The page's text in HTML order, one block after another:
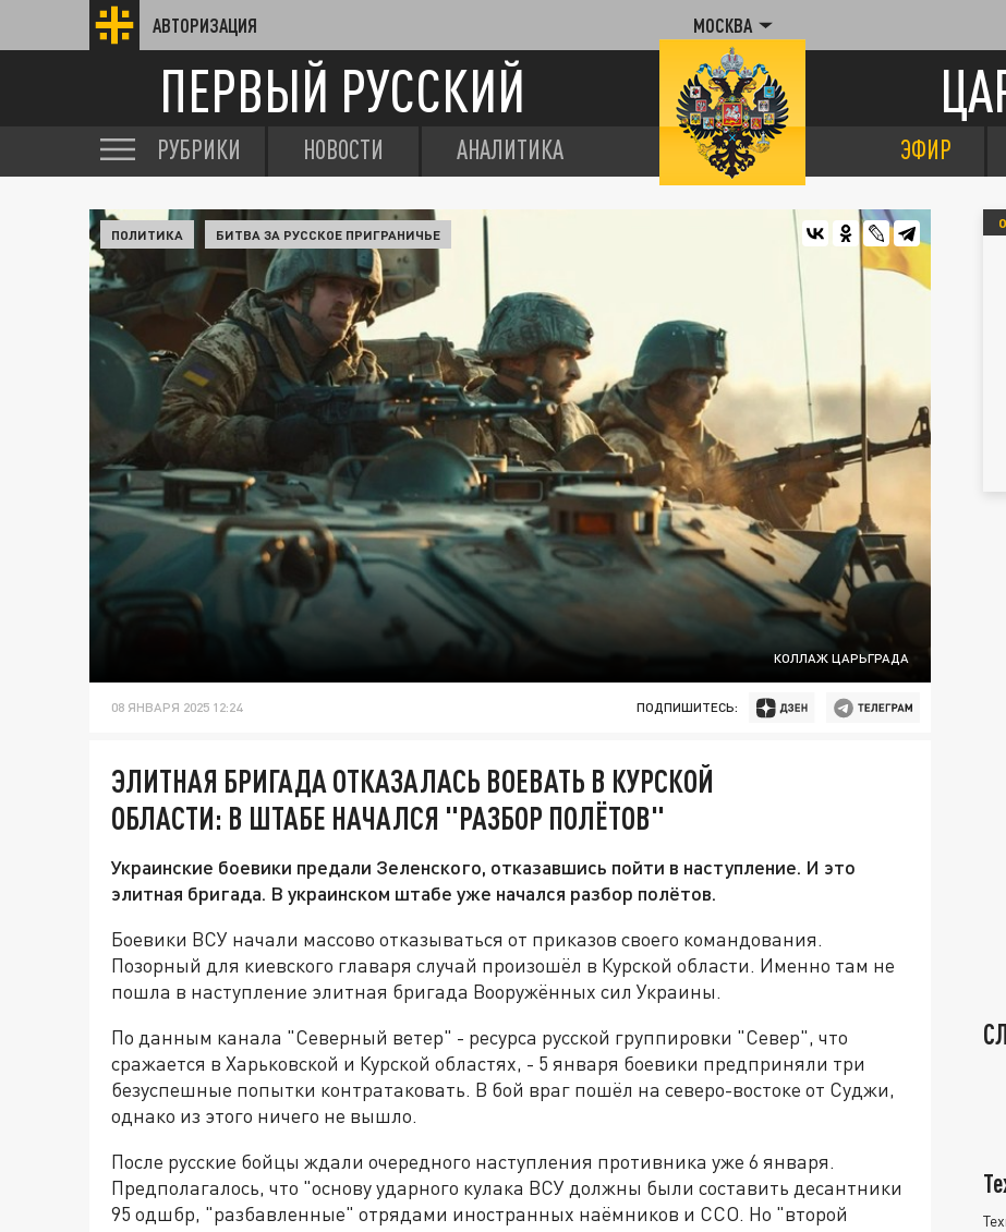
АВТОРИЗАЦИЯ МОСКВА
ПЕРВЫЙ РУССКИЙ
РУБРИКИ НОВОСТИ АНАЛИТИКА ЭФИР
КОЛЛАЖ ЦАРЬГРАДА
ПОЛИТИКА БИТВА ЗА РУССКОЕ ПРИГРАНИЧЬЕ
08 ЯНВАРЯ 2025 12:24 ПОДПИШИТЕСЬ:
ЭЛИТНАЯ БРИГАДА ОТКАЗАЛАСЬ ВОЕВАТЬ В КУРСКОЙ
ОБЛАСТИ: В ШТАБЕ НАЧАЛСЯ "РАЗБОР ПОЛЁТОВ"
Украинские боевики предали Зеленского, отказавшись пойти в наступление. И это
элитная бригада. В украинском штабе уже начался разбор полётов.
Боевики ВСУ начали массово отказываться от приказов своего командования.
Позорный для киевского главаря случай произошёл в Курской области. Именно там не
пошла в наступление элитная бригада Вооружённых сил Украины.
По данным канала "Северный ветер" - ресурса русской группировки "Север", что
сражается в Харьковской и Курской областях, - 5 января боевики предприняли три
безуспешные попытки контратаковать. В бой враг пошёл на северо-востоке от Суджи,
однако из этого ничего не вышло.
После русские бойцы ждали очередного наступления противника уже 6 января.
Предполагалось, что "основу ударного кулака ВСУ должны были составить десантники
95 одшбр, "разбавленные" отрядами иностранных наёмников и ССО. Но "второй